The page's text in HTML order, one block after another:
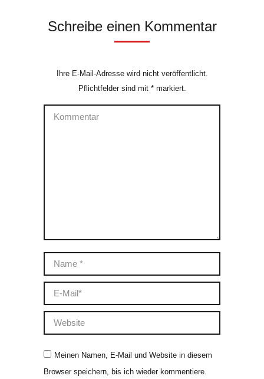
Schreibe einen Kommentar
Ihre E-Mail-Adresse wird nicht veröffentlicht.
Pflichtfelder sind mit *markiert.
Kommentar
Name *
E-Mail *
Website
Meinen Namen, E-Mail und Website in diesem
Browser speichern, bis ich wieder kommentiere.